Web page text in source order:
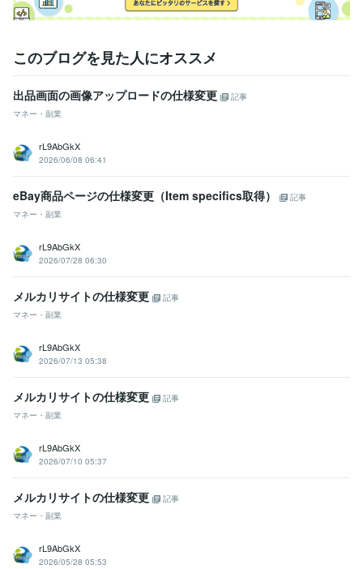
このブログを見た人にオススメ
出品画面の画像アップロードの仕様変更
記事
マネー・副業
rL9AbGkX
2026/06/08 06:41
eBay商品ページの仕様変更（Item specifics取得）
記事
マネー・副業
rL9AbGkX
2026/07/28 06:30
メルカリサイトの仕様変更
記事
マネー・副業
rL9AbGkX
2026/07/13 05:38
メルカリサイトの仕様変更
記事
マネー・副業
rL9AbGkX
2026/07/10 05:37
メルカリサイトの仕様変更
記事
マネー・副業
rL9AbGkX
2026/05/28 05:53